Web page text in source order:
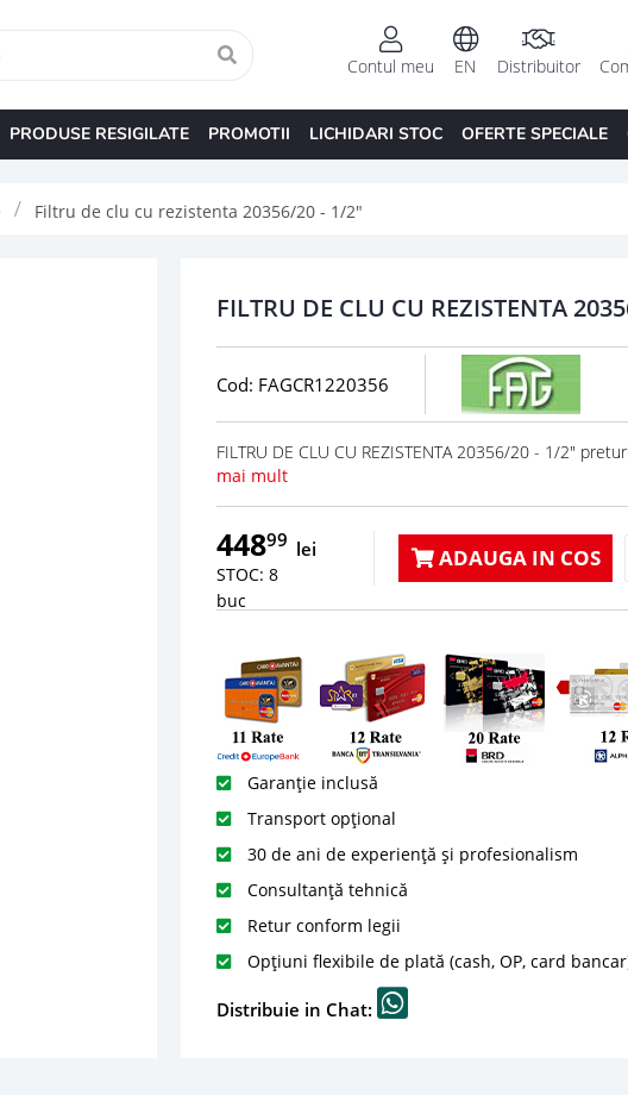
Distribuitor
EN
Contul meu
PRODUSE RESIGILATE PROMOTII LICHIDARI STOC OFERTE SPECIALE
Filtru de clu cu rezistenta 20356/20 - 1/2"
FILTRU DE CLU CU REZISTENTA
Cod: FAGCR1220356
FILTRU DE CLU CU REZISTENTA 20356/20 - 1/2"
mai mult
44899 lei
STOC: 8
buc
ADAUGA IN COS
Garanție inclusă
Transport opțional
30 de ani de experiență și profesionalism
Consultanță tehnică
Retur conform legii
Opțiuni flexibile de plată (cash, OP, card
Distribuie in Chat: